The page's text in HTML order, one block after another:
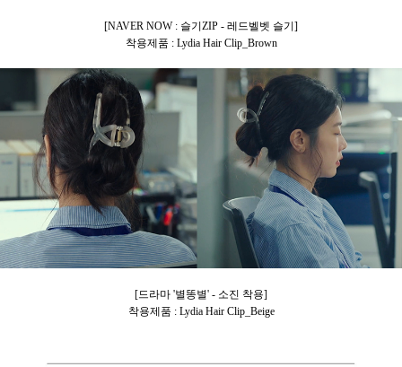
[NAVER NOW : 슬기ZIP - 레드벨벳 슬기]
착용제품 : Lydia Hair Clip_Brown
[드라마 '별똥별' - 소진 착용]
착용제품 : Lydia Hair Clip_Beige